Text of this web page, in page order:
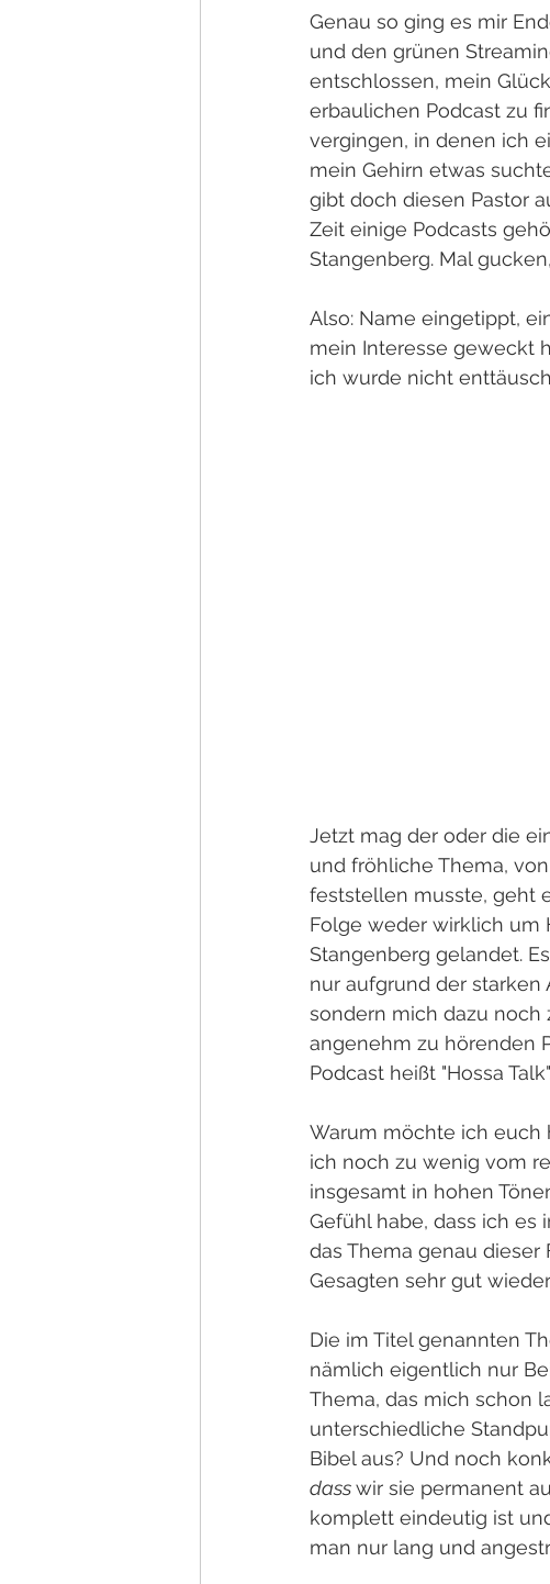
Genau so ging es mir
und den grünen
entschlossen, mein
erbaulichen Podcast zu
vergingen, in denen ich
mein Gehirn etwas
gibt doch diesen Pastor
Zeit einige Podcasts
Stangenberg. Mal
Also: Name eingetippt,
mein Interesse geweckt
ich wurde nicht
Jetzt mag der oder die
und fröhliche Thema,
feststellen musste, geht
Folge weder wirklich um
Stangenberg gelandet.
nur aufgrund der starken
sondern mich dazu
angenehm zu hörenden
Podcast heißt "Hossa
Warum möchte ich euch
ich noch zu wenig vom
insgesamt in hohen
Gefühl habe, dass ich es
das Thema genau
Gesagten sehr gut
Die im Titel genannten
nämlich eigentlich nur
Thema, das mich schon
unterschiedliche
Bibel aus? Und noch
dass wir sie permanent
komplett eindeutig ist
man nur lang und